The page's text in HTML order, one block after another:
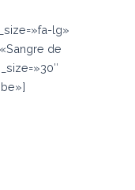
lg»
de